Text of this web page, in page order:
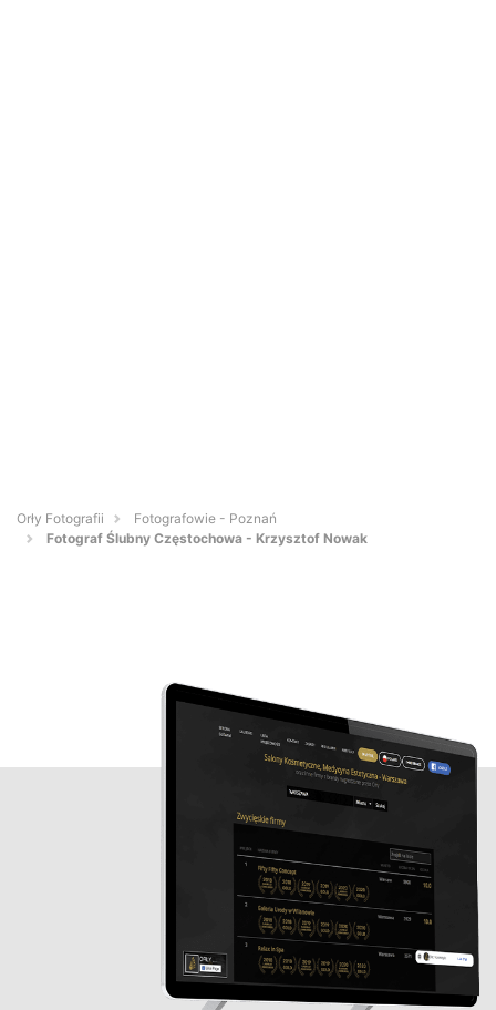
Orły Fotografii
Fotografowie - Poznań
Fotograf Ślubny Częstochowa - Krzysztof Nowak